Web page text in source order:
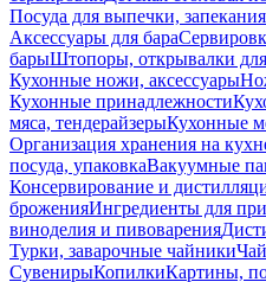
Посуда для выпечки, запекания
Аксессуары для бара
барыШтопоры, открывалки
Кухонные ножи, аксессуары
Кухонные принадлежности
мяса, тендерайзерыКухонные
Организация хранения на
посуда, упаковкаВакуумные
Консервирование и
броженияИнгредиенты для
виноделия и пивоварения
Турки, заварочные чайники
СувенирыКопилкиКартины,